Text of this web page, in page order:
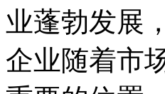
业蓬勃发展
企业随着市